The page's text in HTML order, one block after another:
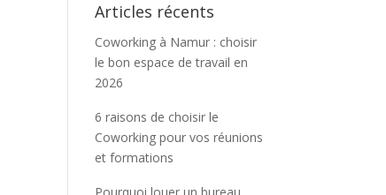
Articles récents
Coworking à Namur : choisir
le bon espace de travail en
2026
6 raisons de choisir le
Coworking pour vos réunions
et formations